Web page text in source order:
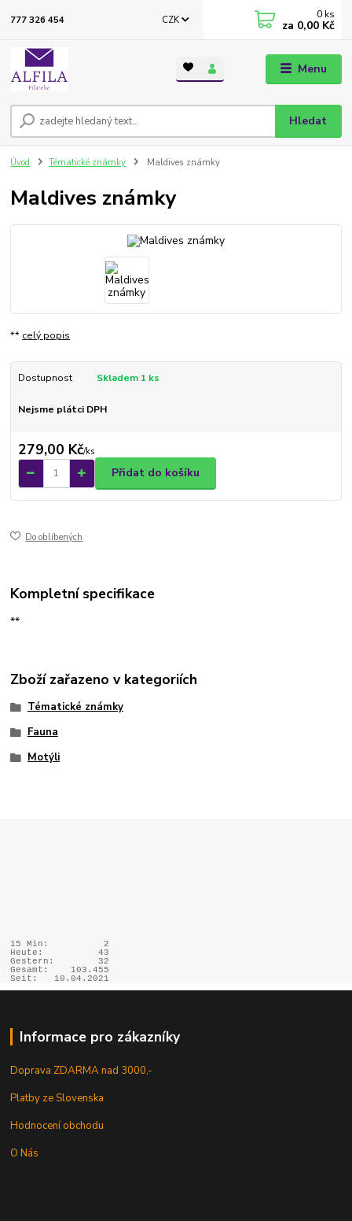
Menu
CZK
Hledat
777 326 454 0 ks
za 0,00 Kč
Úvod Tématické známky Maldives známky
Maldives známky
** celý popis
Dostupnost Skladem 1 ks
Nejsme plátci DPH
279,00 Kč/ks
Přidat do košíku
Do oblíbených
Kompletní specifikace
**
Zboží zařazeno v kategoriích
Tématické známky
Fauna
Motýli
15 Min:
2
Heute:
43
Gestern:
32
Gesamt:
103.455
Seit:
10.04.2021
Informace pro zákazníky
Doprava ZDARMA nad 3000,-
Platby ze Slovenska
Hodnocení obchodu
O Nás